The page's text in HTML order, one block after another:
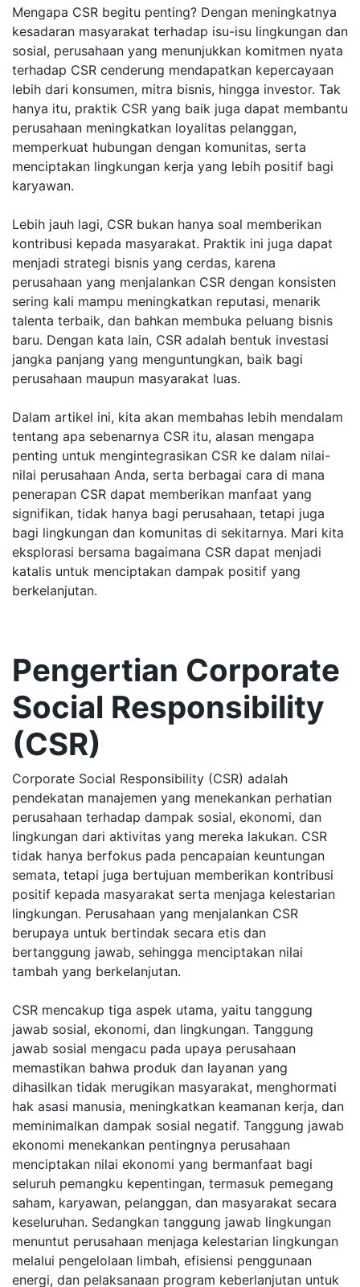
Mengapa CSR begitu penting? Dengan meningkatnya
kesadaran masyarakat terhadap isu-isu lingkungan dan
sosial, perusahaan yang menunjukkan komitmen nyata
terhadap CSR cenderung mendapatkan kepercayaan
lebih dari konsumen, mitra bisnis, hingga investor. Tak
hanya itu, praktik CSR yang baik juga dapat membantu
perusahaan meningkatkan loyalitas pelanggan,
memperkuat hubungan dengan komunitas, serta
menciptakan lingkungan kerja yang lebih positif bagi
karyawan.
Lebih jauh lagi, CSR bukan hanya soal memberikan
kontribusi kepada masyarakat. Praktik ini juga dapat
menjadi strategi bisnis yang cerdas, karena
perusahaan yang menjalankan CSR dengan konsisten
sering kali mampu meningkatkan reputasi, menarik
talenta terbaik, dan bahkan membuka peluang bisnis
baru. Dengan kata lain, CSR adalah bentuk investasi
jangka panjang yang menguntungkan, baik bagi
perusahaan maupun masyarakat luas.
Dalam artikel ini, kita akan membahas lebih mendalam
tentang apa sebenarnya CSR itu, alasan mengapa
penting untuk mengintegrasikan CSR ke dalam nilai-
nilai perusahaan Anda, serta berbagai cara di mana
penerapan CSR dapat memberikan manfaat yang
signifikan, tidak hanya bagi perusahaan, tetapi juga
bagi lingkungan dan komunitas di sekitarnya. Mari kita
eksplorasi bersama bagaimana CSR dapat menjadi
katalis untuk menciptakan dampak positif yang
berkelanjutan.
Pengertian Corporate
Social Responsibility
(CSR)
Corporate Social Responsibility (CSR) adalah
pendekatan manajemen yang menekankan perhatian
perusahaan terhadap dampak sosial, ekonomi, dan
lingkungan dari aktivitas yang mereka lakukan. CSR
tidak hanya berfokus pada pencapaian keuntungan
semata, tetapi juga bertujuan memberikan kontribusi
positif kepada masyarakat serta menjaga kelestarian
lingkungan. Perusahaan yang menjalankan CSR
berupaya untuk bertindak secara etis dan
bertanggung jawab, sehingga menciptakan nilai
tambah yang berkelanjutan.
CSR mencakup tiga aspek utama, yaitu tanggung
jawab sosial, ekonomi, dan lingkungan. Tanggung
jawab sosial mengacu pada upaya perusahaan
memastikan bahwa produk dan layanan yang
dihasilkan tidak merugikan masyarakat, menghormati
hak asasi manusia, meningkatkan keamanan kerja, dan
meminimalkan dampak sosial negatif. Tanggung jawab
ekonomi menekankan pentingnya perusahaan
menciptakan nilai ekonomi yang bermanfaat bagi
seluruh pemangku kepentingan, termasuk pemegang
saham, karyawan, pelanggan, dan masyarakat secara
keseluruhan. Sedangkan tanggung jawab lingkungan
menuntut perusahaan menjaga kelestarian lingkungan
melalui pengelolaan limbah, efisiensi penggunaan
energi, dan pelaksanaan program keberlanjutan untuk